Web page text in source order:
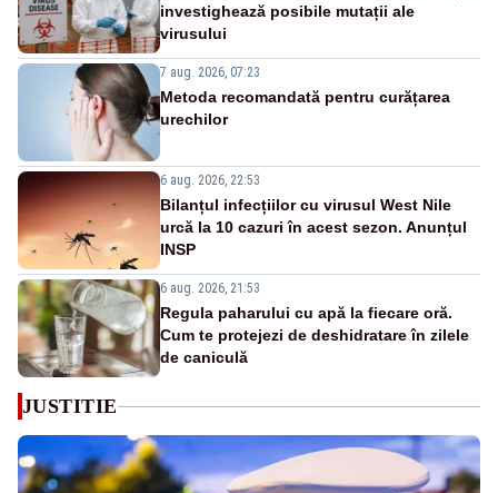
investighează posibile mutații ale
virusului
7 aug. 2026, 07:23
Metoda recomandată pentru curățarea
urechilor
6 aug. 2026, 22:53
Bilanțul infecțiilor cu virusul West Nile
urcă la 10 cazuri în acest sezon. Anunțul
INSP
6 aug. 2026, 21:53
Regula paharului cu apă la fiecare oră.
Cum te protejezi de deshidratare în zilele
de caniculă
JUSTITIE